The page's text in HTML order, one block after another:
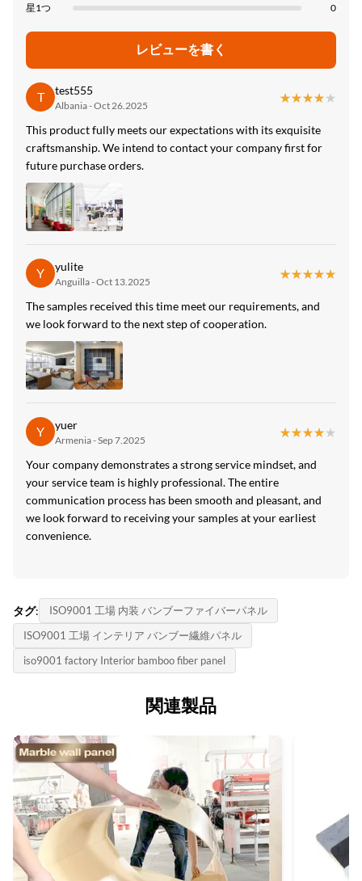
管理、商業、娯楽、家庭、屋内壁パネルの減少
Function:
防水性、防水性、
High Light:
防虫性カーボン水晶版,タケ木炭カーボン水晶版,
防虫性のタケ木炭ファイバー・ボード
星1つ
0
レビューを書く
T test555
Albania - Oct 26.2025
★★★★★
★★★★★
This product fully meets our expectations with its exquisite
craftsmanship. We intend to contact your company first for
future purchase orders.
Y yulite
Anguilla - Oct 13.2025
★★★★★
★★★★★
The samples received this time meet our requirements, and
we look forward to the next step of cooperation.
Y yuer
Armenia - Sep 7.2025
★★★★★
★★★★★
Your company demonstrates a strong service mindset, and
your service team is highly professional. The entire
communication process has been smooth and pleasant, and
we look forward to receiving your samples at your earliest
convenience.
タグ:
ISO9001 工場 内装 バンブーファイバーパネル
ISO9001 工場 インテリア バンブー繊維パネル
iso9001 factory Interior bamboo fiber panel
関連製品